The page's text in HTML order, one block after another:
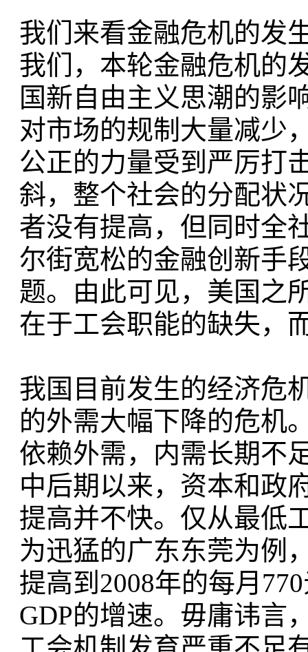
我们来看金融危机的发
我们，本轮金融危机的
国新自由主义思潮的影
对市场的规制大量减少
公正的力量受到严厉打
斜，整个社会的分配状
者没有提高，但同时全
尔街宽松的金融创新手
题。由此可见，美国之
在于工会职能的缺失，
我国目前发生的经济危
的外需大幅下降的危机
依赖外需，内需长期不
中后期以来，资本和政
提高并不快。仅从最低
为迅猛的广东东莞为例
提高到2008年的每月
GDP的增速。毋庸讳言